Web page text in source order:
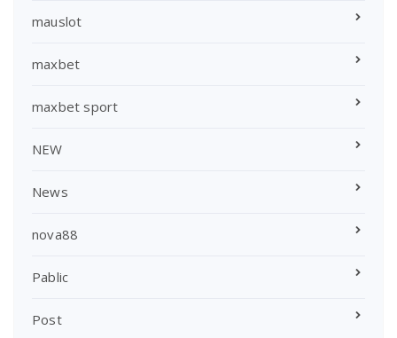
mauslot
maxbet
maxbet sport
NEW
News
nova88
Pablic
Post